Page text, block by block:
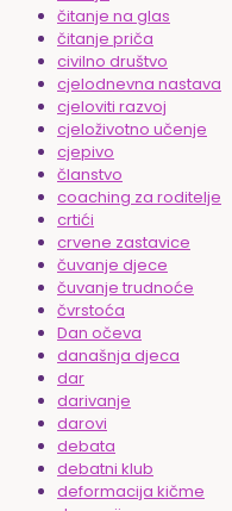
čitanje na glas
čitanje priča
civilno društvo
cjelodnevna nastava
cjeloviti razvoj
cjeloživotno učenje
cjepivo
članstvo
coaching za roditelje
crtići
crvene zastavice
čuvanje djece
čuvanje trudnoće
čvrstoća
Dan očeva
današnja djeca
dar
darivanje
darovi
debata
debatni klub
deformacija kičme